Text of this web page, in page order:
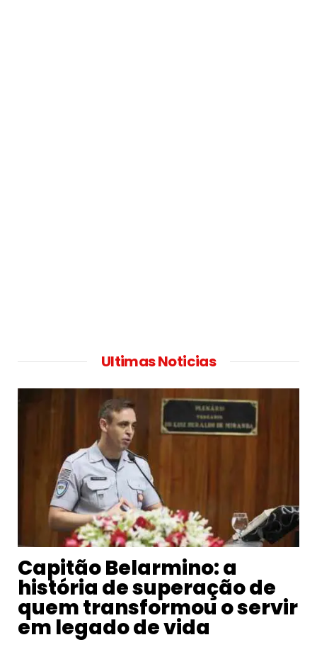
Ultimas Noticias
Capitão Belarmino: a
história de superação de
quem transformou o servir
em legado de vida